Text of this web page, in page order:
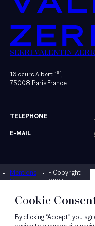
SEKRI VALENTIN
16 cours Albert 1er,
75008 Paris France
TELEPHONE
E-MAIL
Mentions
légales
- Copyright
2024
Cookie
By clicking “Accept”, you